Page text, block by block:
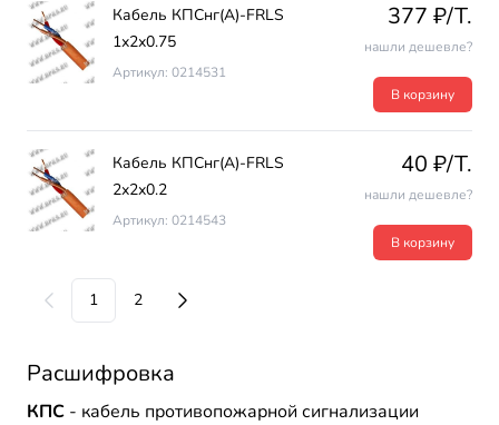
Кабель КПСнг(А)-FRLS
1х2х0.75
Артикул: 0214531
377 ₽/T.
нашли дешевле?
В корзину
Кабель КПСнг(А)-FRLS
2х2х0.2
Артикул: 0214543
40 ₽/T.
нашли дешевле?
В корзину
1 2
Расшифровка
КПС - кабель противопожарной сигнализации